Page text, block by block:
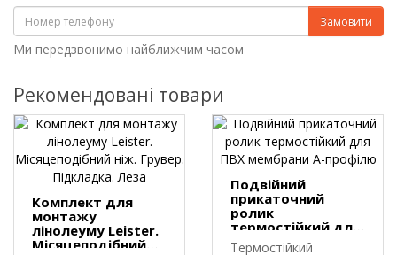
Замовити
Ми передзвонимо найближчим часом
Рекомендовані товари
Комплект для
монтажу
лінолеуму Leister.
Місяцеподібний
Подвійний
прикаточний
ролик
термостійкий для
ПВХ мембрани А-
Термостійкий